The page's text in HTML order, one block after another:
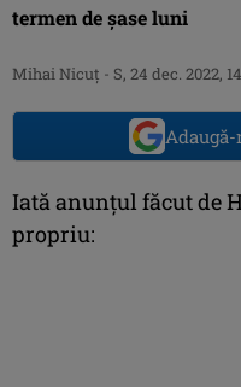
termen de șase luni
Mihai Nicuţ - S, 24 dec. 2022,
Iată anunțul făcut de
propriu: